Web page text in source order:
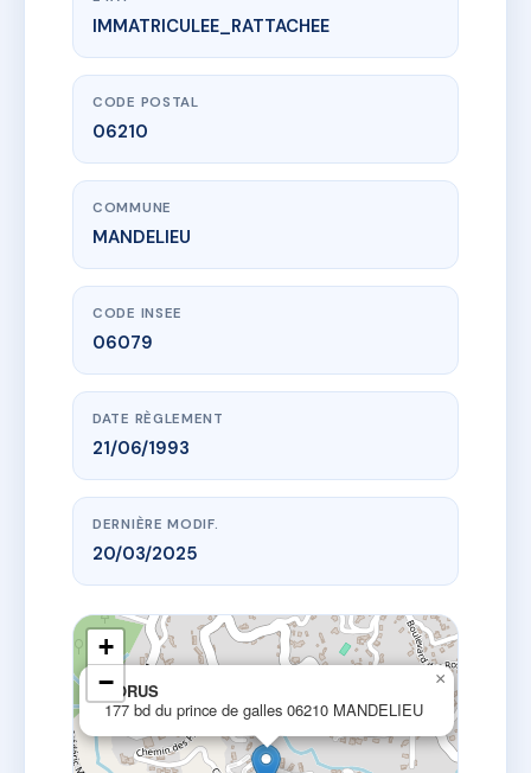
www.vme.plus/AC6463491
HORUS
177 bd du prince de galles
IMMATRICULEE_RATTACHEE
CODE POSTAL
06210
COMMUNE
MANDELIEU
CODE INSEE
06079
DATE RÈGLEMENT
21/06/1993
DERNIÈRE MODIF.
20/03/2025
HORUS
177 bd du prince de galles 06210 MANDELIEU
×
+
−